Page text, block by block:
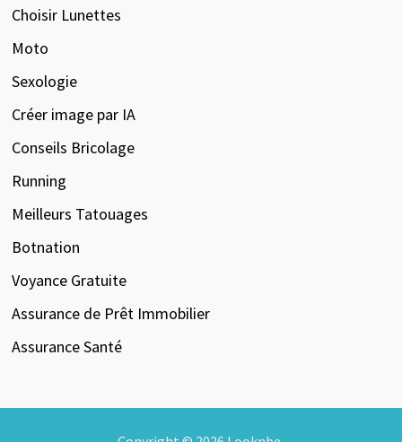
Choisir Lunettes
Moto
Sexologie
Créer image par IA
Conseils Bricolage
Running
Meilleurs Tatouages
Botnation
Voyance Gratuite
Assurance de Prêt Immobilier
Assurance Santé